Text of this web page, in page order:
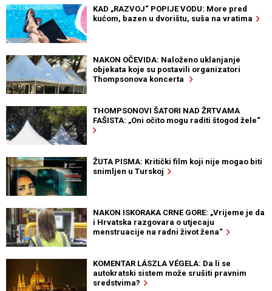
KAD „RAZVOJ“ POPIJE VODU: More pred
kućom, bazen u dvorištu, suša na vratima
NAKON OČEVIDA: Naloženo uklanjanje
objekata koje su postavili organizatori
Thompsonova koncerta
THOMPSONOVI ŠATORI NAD ŽRTVAMA
FAŠISTA: „Oni očito mogu raditi štogod žele“
ŽUTA PISMA: Kritički film koji nije mogao biti
snimljen u Turskoj
NAKON ISKORAKA CRNE GORE: „Vrijeme je da
i Hrvatska razgovara o utjecaju
menstruacije na radni život žena“
KOMENTAR LÁSZLA VÉGELA: Da li se
autokratski sistem može srušiti pravnim
sredstvima?